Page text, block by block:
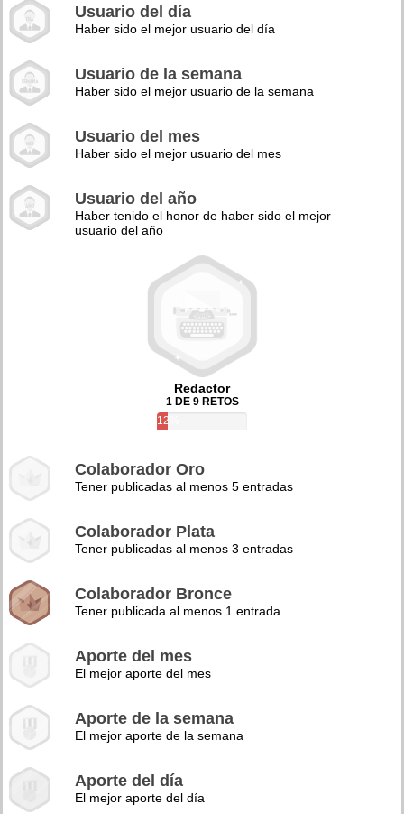
Usuario del día
Haber sido el mejor usuario del día
Usuario de la semana
Haber sido el mejor usuario de la semana
Usuario del mes
Haber sido el mejor usuario del mes
Usuario del año
Haber tenido el honor de haber sido el mejor
usuario del año
Redactor
1 DE 9 RETOS
12%
Colaborador Oro
Tener publicadas al menos 5 entradas
Colaborador Plata
Tener publicadas al menos 3 entradas
Colaborador Bronce
Tener publicada al menos 1 entrada
Aporte del mes
El mejor aporte del mes
Aporte de la semana
El mejor aporte de la semana
Aporte del día
El mejor aporte del día